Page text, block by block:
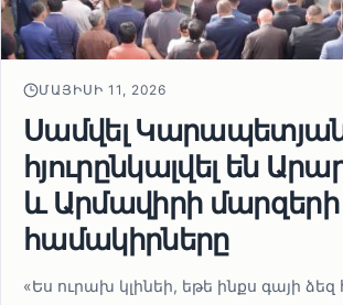
ՄԱՅԻՍԻ 11, 2026
Սամվել
հյուրընկալվել են
և Արմավիրի մարզերի
համակիրները
«Ես ուրախ կլինեի, եթե ինքս գայի ձեզ